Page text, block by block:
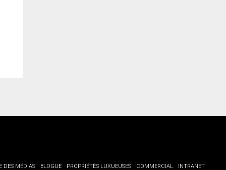
DES MÉDIAS BLOGUE PROPRIÉTÉS LUXUEUSES COMMERCIAL
INTRANET